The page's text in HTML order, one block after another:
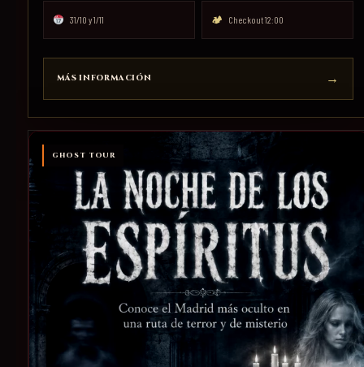
31/10 y 1/11 🏕 Checkout 12:00
MÁS INFORMACIÓN
GHOST TOUR